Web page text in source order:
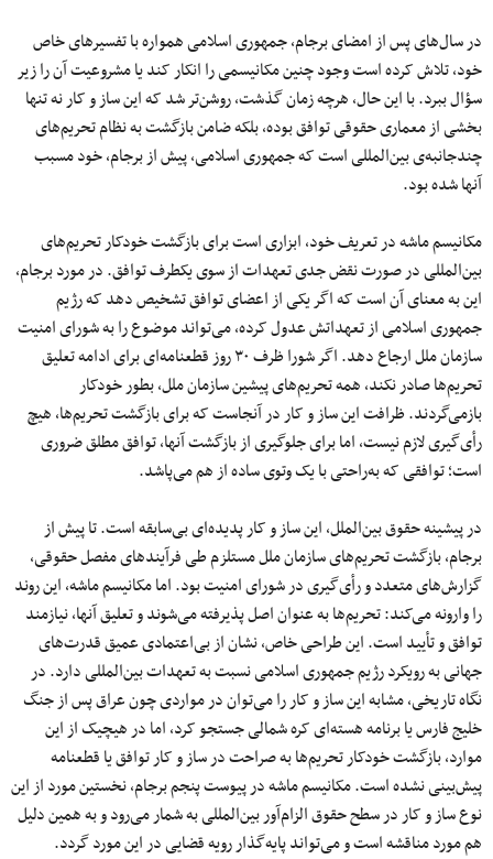
در سال‌های پس از امضای برجام، جمهوری اسلامی همواره با تفسیرهای خاص
خود، تلاش کرده است وجود چنین مکانیسمی را انکار کند یا مشروعیت آن را زیر
سؤال ببرد. با این حال، هرچه زمان گذشت، روشن‌تر شد که این ساز و کار نه تنها
بخشی از معماری حقوقی توافق بوده، بلکه ضامن بازگشت به نظام تحریم‌های
چندجانبه‌ی بین‌المللی است که جمهوری اسلامی، پیش از برجام، خود مسبب
آنها شده بود.
مکانیسم ماشه در تعریف خود، ابزاری است برای بازگشت خودکار تحریم‌های
بین‌المللی در صورت نقض جدی تعهدات از سوی یکطرف توافق. در مورد برجام،
این به معنای آن است که اگر یکی از اعضای توافق تشخیص دهد که رژیم
جمهوری اسلامی از تعهداتش عدول کرده، می‌تواند موضوع را به شورای امنیت
سازمان ملل ارجاع دهد. اگر شورا ظرف ۳۰ روز قطعنامه‌ای برای ادامه تعلیق
تحریم‌ها صادر نکند، همه تحریم‌های پیشین سازمان ملل، بطور خودکار
بازمی‌گردند. ظرافت این ساز و کار در آنجاست که برای بازگشت تحریم‌ها، هیچ
رأی‌گیری لازم نیست، اما برای جلوگیری از بازگشت آنها، توافق مطلق ضروری
است؛ توافقی که به‌راحتی با یک وتوی ساده از هم می‌پاشد.
در پیشینه حقوق بین‌الملل، این ساز و کار پدیده‌ای بی‌سابقه است. تا پیش از
برجام، بازگشت تحریم‌های سازمان ملل مستلزم طی فرآیندهای مفصل حقوقی،
گزارش‌های متعدد و رأی‌گیری در شورای امنیت بود. اما مکانیسم ماشه، این روند
را وارونه می‌کند: تحریم‌ها به‌ عنوان اصل پذیرفته می‌شوند و تعلیق آنها، نیازمند
توافق و تأیید است. این طراحی خاص، نشان از بی‌اعتمادی عمیق قدرت‌های
جهانی به رویکرد رژیم جمهوری اسلامی نسبت به تعهدات بین‌المللی دارد. در
نگاه تاریخی، مشابه این ساز و کار را می‌توان در مواردی چون عراق پس از جنگ
خلیج فارس یا برنامه هسته‌ای کره شمالی جستجو کرد، اما در هیچیک از این
موارد، بازگشت خودکار تحریم‌ها به‌ صراحت در ساز و کار توافق یا قطعنامه
پیش‌بینی نشده است. مکانیسم ماشه در پیوست پنجم برجام، نخستین مورد از این
نوع ساز و کار در سطح حقوق الزام‌آور بین‌المللی به‌ شمار می‌رود و به همین دلیل
هم مورد مناقشه است و می‌تواند پایه‌گذار رویه قضایی در این مورد گردد.